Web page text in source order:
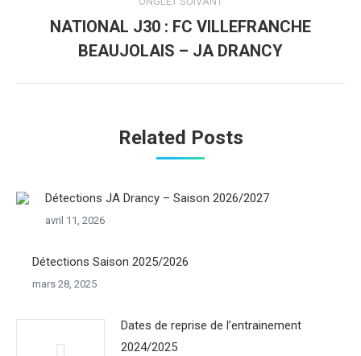
Onglet
suivant
NATIONAL J30 : FC VILLEFRANCHE
BEAUJOLAIS – JA DRANCY
Related Posts
Détections JA Drancy – Saison 2026/2027
avril 11, 2026
Détections Saison 2025/2026
mars 28, 2025
Dates de reprise de l’entrainement
2024/2025